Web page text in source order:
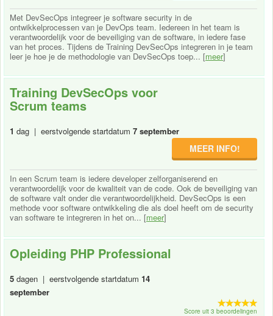
Met DevSecOps integreer je software security in de
ontwikkelprocessen van je DevOps team. Iedereen in het team is
verantwoordelijk voor de beveiliging van de software, in iedere fase
van het proces. Tijdens de Training DevSecOps integreren in je team
leer je hoe je de methodologie van DevSecOps toep... [meer]
Training DevSecOps voor
Scrum teams
1 dag | eerstvolgende startdatum 7 september
MEER INFO!
In een Scrum team is iedere developer zelforganiserend en
verantwoordelijk voor de kwaliteit van de code. Ook de beveiliging van
de software valt onder die verantwoordelijkheid. DevSecOps is een
methode voor software ontwikkeling die als doel heeft om de security
van software te integreren in het on... [meer]
Opleiding PHP Professional
5 dagen | eerstvolgende startdatum 14
september
Score uit 3 beoordelingen